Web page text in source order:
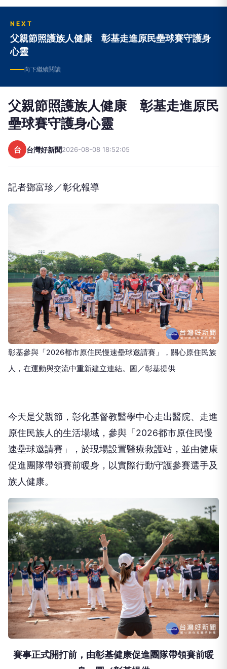
與團隊的力量，深耕地方，提供正面的價值觀，照
NEXT
父親節照護族人健康 彰基走進原民壘球賽守護身
心靈
向下繼續閱讀
父親節照護族人健康 彰基走進原民
壘球賽守護身心靈
台 台灣好新聞2026-08-08 18:52:05
記者鄧富珍／彰化報導
彰基參與「2026都市原住民慢速壘球邀請賽」，關心原住民族
人，在運動與交流中重新建立連結。圖／彰基提供
今天是父親節，彰化基督教醫學中心走出醫院、走進
原住民族人的生活場域，參與「2026都市原住民慢
速壘球邀請賽」，於現場設置醫療救護站，並由健康
促進團隊帶領賽前暖身，以實際行動守護參賽選手及
族人健康。
賽事正式開打前，由彰基健康促進團隊帶領賽前暖